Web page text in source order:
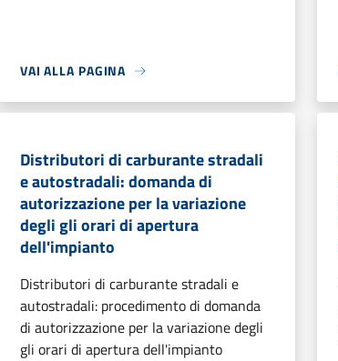
VAI ALLA PAGINA
Distributori di carburante stradali
e autostradali: domanda di
autorizzazione per la variazione
degli gli orari di apertura
dell'impianto
Distributori di carburante stradali e
autostradali: procedimento di domanda
di autorizzazione per la variazione degli
gli orari di apertura dell'impianto